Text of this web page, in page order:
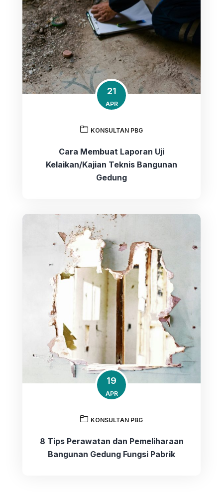
21
APR
KONSULTAN PBG
Cara Membuat Laporan Uji
Kelaikan/Kajian Teknis Bangunan
Gedung
19
APR
KONSULTAN PBG
8 Tips Perawatan dan Pemeliharaan
Bangunan Gedung Fungsi Pabrik